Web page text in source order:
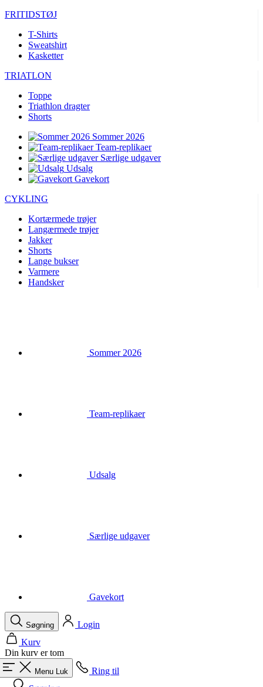
FRITIDSTØJ
T-Shirts
Sweatshirt
Kasketter
TRIATLON
Toppe
Triathlon dragter
Shorts
Sommer 2026
Team-replikaer
Særlige udgaver
Udsalg
Gavekort
CYKLING
Kortærmede trøjer
Langærmede trøjer
Jakker
Shorts
Lange bukser
Varmere
Handsker
Kurv
Mænd
Alle i kategori Mænd